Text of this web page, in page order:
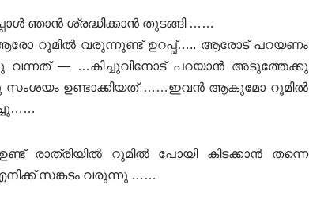
ഞാൻ ശ്രദ്ധിക്കാൻ തുടങ്ങി ……
ആരോ റൂമിൽ വരുന്നുണ്ട് ഉറപ്പ്….. ആരോട് പറയണം
— …കിച്ചുവിനോട് പറയാൻ അടുത്തേക്കു
ഉണ്ടാക്കിയത് ……ഇവൻ ആകുമോ റൂമിൽ
രാത്രിയിൽ റൂമിൽ പോയി കിടക്കാൻ തന്നെ
സങ്കടം വരുന്നു ……